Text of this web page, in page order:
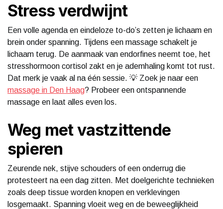
Stress verdwijnt
Een volle agenda en eindeloze to-do’s zetten je lichaam en
brein onder spanning. Tijdens een massage schakelt je
lichaam terug. De aanmaak van endorfines neemt toe, het
stresshormoon cortisol zakt en je ademhaling komt tot rust.
Dat merk je vaak al na één sessie. 💡 Zoek je naar een
massage in Den Haag? Probeer een ontspannende
massage en laat alles even los.
Weg met vastzittende
spieren
Zeurende nek, stijve schouders of een onderrug die
protesteert na een dag zitten. Met doelgerichte technieken
zoals deep tissue worden knopen en verklevingen
losgemaakt. Spanning vloeit weg en de beweeglijkheid